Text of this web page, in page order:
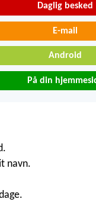
Daglig besked
E-mail
Android
På din
navn.